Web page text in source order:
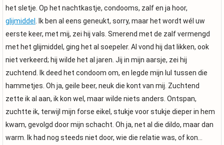
het sletje. Op het nachtkastje, condooms, zalf en ja hoor,
glijmiddel
. Ik ben al eens geneukt, sorry, maar het wordt wél uw
eerste keer, met mij, zei hij vals. Smerend met de zalf vermengd
met het glijmiddel, ging het al soepeler. Al vond hij dat likken, ook
niet verkeerd; hij wilde het al jaren. Jij in mijn aarsje, zei hij
zuchtend. Ik deed het condoom om, en legde mijn lul tussen die
hammetjes. Oh ja, geile beer, neuk die kont van mij. Zuchtend
zette ik al aan, ik kon wel, maar wilde niets anders. Ontspan,
zuchtte ik, terwijl mijn forse eikel, stukje voor stukje dieper in hem
kwam, gevolgd door mijn schacht. Oh ja, net al die dildo, maar dan
warm. Ik had nog steeds niet door, wie die relatie was, of kon…